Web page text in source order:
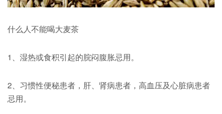
什么人不能喝大麦茶
1、湿热或食积引起的脘闷腹胀忌用。
2、习惯性便秘患者，肝、肾病患者，高血压及心脏病患者
忌用。